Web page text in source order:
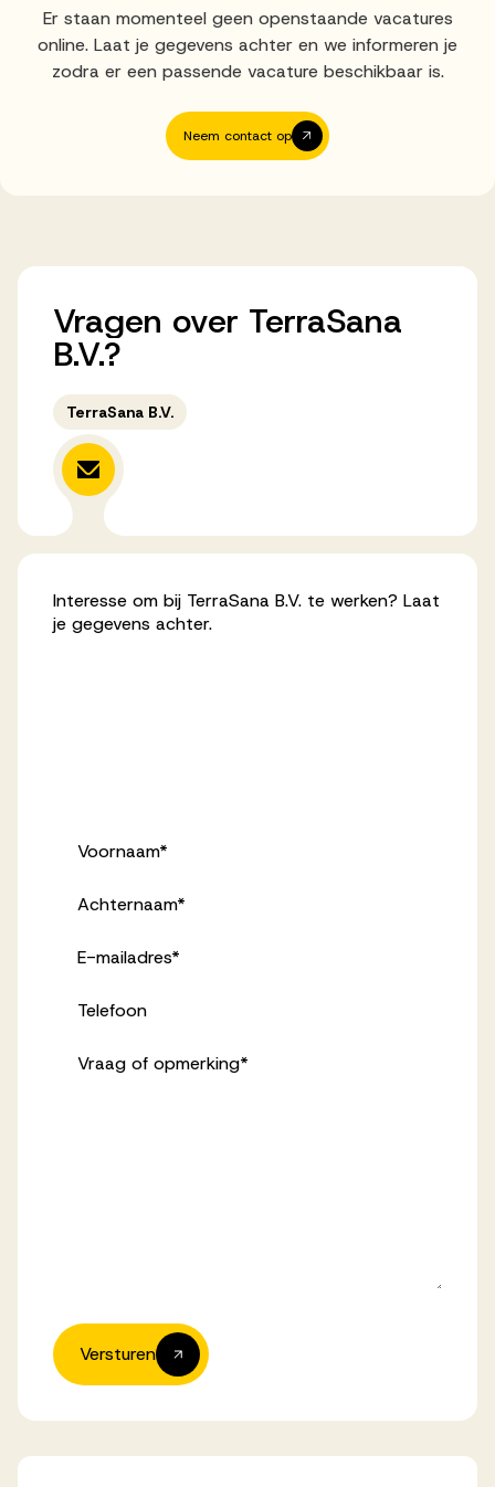
Vervulde vacatures
Werken bij AV
Aanmelden
Werken bij AV
Inspiratie
Er staan momenteel geen openstaande vacatures
online. Laat je gegevens achter en we informeren je
zodra er een passende vacature beschikbaar is.
Neem contact op
Vragen over TerraSana
B.V.?
TerraSana B.V.
Interesse om bij TerraSana B.V. te werken? Laat
je gegevens achter.
Voornaam*
Achternaam*
E-mailadres*
Telefoon
Vraag of opmerking*
Versturen